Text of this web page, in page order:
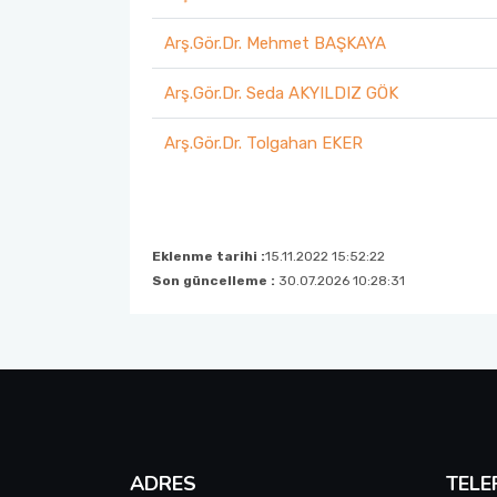
Arş.Gör.Dr. Mehmet BAŞKAYA
Arş.Gör.Dr. Seda AKYILDIZ GÖK
Arş.Gör.Dr. Tolgahan EKER
Eklenme tarihi :15.11.2022 15:52:22
Son güncelleme : 30.07.2026 10:28:31
ADRES
Fakülte Yönetim Kurulu
Ana Bilim Dalı Başkanları
Organizasyon Şemamız